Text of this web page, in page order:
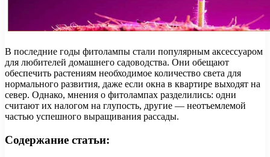
В последние годы фитолампы стали популярным аксессуаром
для любителей домашнего садоводства. Они обещают
обеспечить растениям необходимое количество света для
нормального развития, даже если окна в квартире выходят на
север. Однако, мнения о фитолампах разделились: одни
считают их налогом на глупость, другие — неотъемлемой
частью успешного выращивания рассады.
Содержание статьи: